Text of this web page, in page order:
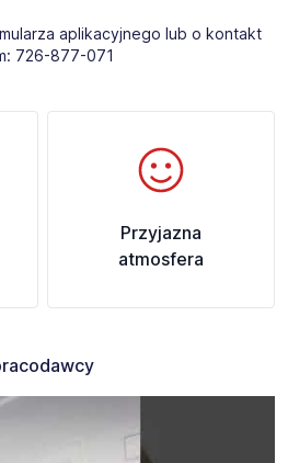
aplikacyjnego lub o kontakt
726-877-071​
Przyjazna
atmosfera